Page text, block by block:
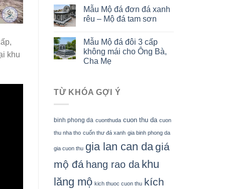
khu
Mẫu Mộ đá đơn đá xanh
rêu – Mộ đá tam sơn
Mẫu Mộ đá đôi 3 cấp
không mái cho Ông Bà,
Cha Mẹ
TỪ KHÓA GỢI Ý
binh phong da cuonthuda cuon thu da cuon
thu nha tho cuốn thư đá xanh gia binh phong da
gia cuon thu gia lan can dagiá
mộ đá hang rao da khu
lăng mộ kich thuoc cuon thu kích